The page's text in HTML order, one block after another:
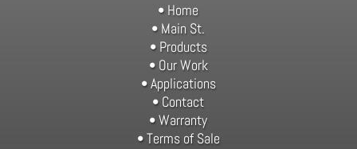
• Home
• Main St.
• Products
• Our Work
• Applications
• Contact
• Warranty
• Terms of Sale